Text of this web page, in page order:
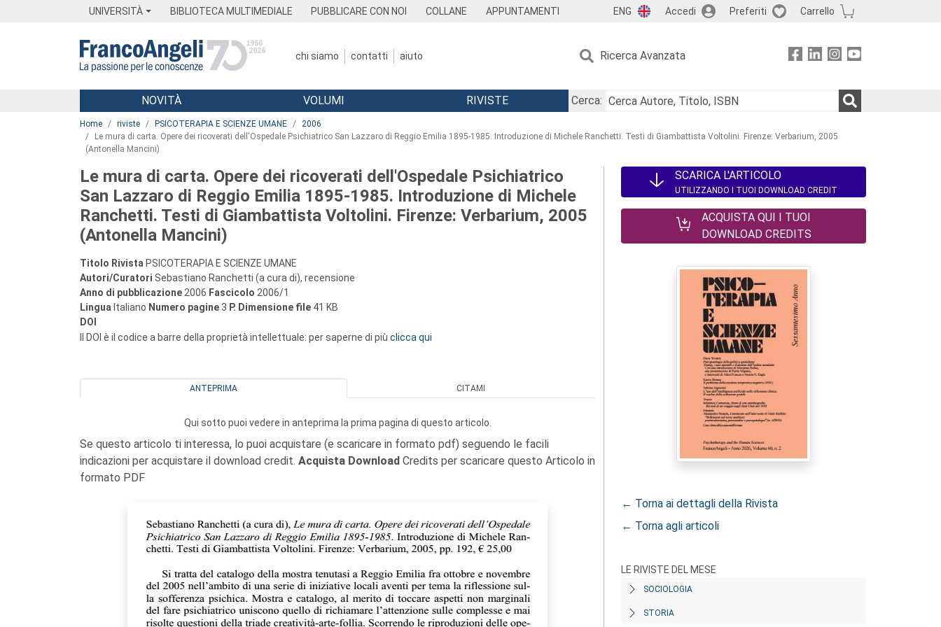
UNIVERSITÀ BIBLIOTECA MULTIMEDIALE PUBBLICARE CON NOI COLLANE APPUNTAMENTI ENG Accedi Preferiti Carrello
chi siamo contatti aiuto Ricerca Avanzata
Menu
NOVITÀ VOLUMI RIVISTE
Cerca:
Home riviste PSICOTERAPIA E SCIENZE UMANE
2006
Le mura di carta. Opere dei ricoverati dell'Ospedale Psichiatrico San Lazzaro di Reggio Emilia 1895-1985. Introduzione di Michele Ranchetti. Testi di Giambattista Voltolini. Firenze: Verbarium, 2005
(Antonella Mancini)
Le mura di carta. Opere dei ricoverati dell'Ospedale Psichiatrico
San Lazzaro di Reggio Emilia 1895-1985. Introduzione di Michele
Ranchetti. Testi di Giambattista Voltolini. Firenze: Verbarium, 2005
(Antonella Mancini)
Titolo Rivista PSICOTERAPIA E SCIENZE UMANE
Autori/Curatori Sebastiano Ranchetti (a cura di), recensione
Anno di pubblicazione 2006 Fascicolo 2006/1
Lingua Italiano Numero pagine 3 P. Dimensione file 41 KB
DOI
Il DOI è il codice a barre della proprietà intellettuale: per saperne di più clicca qui
ANTEPRIMA CITAMI
Qui sotto puoi vedere in anteprima la prima pagina di questo articolo.
Se questo articolo ti interessa, lo puoi acquistare (e scaricare in formato pdf) seguendo le facili
indicazioni per acquistare il download credit. Acquista Download Credits per scaricare questo Articolo in
formato PDF
SCARICA L'ARTICOLO
UTILIZZANDO I TUOI DOWNLOAD CREDIT
ACQUISTA QUI I TUOI
DOWNLOAD CREDITS
← Torna ai dettagli della Rivista
← Torna agli articoli
LE RIVISTE DEL MESE
SOCIOLOGIA
STORIA